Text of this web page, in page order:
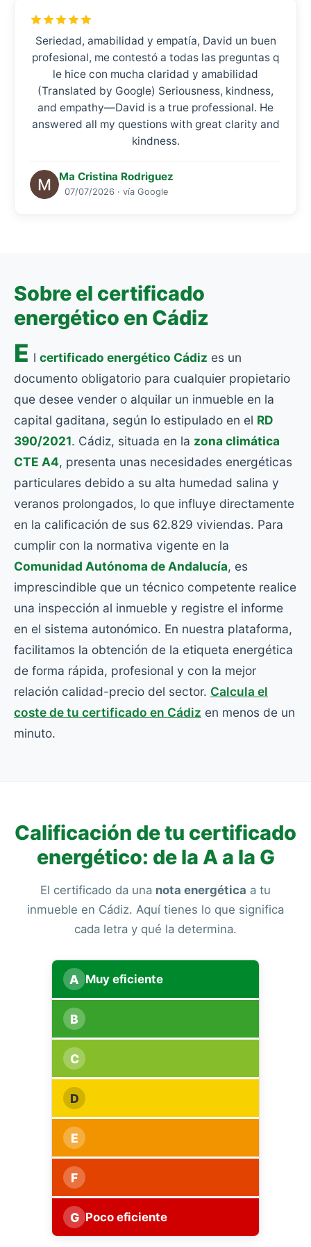
Seriedad, amabilidad y empatía, David un buen
profesional, me contestó a todas las preguntas q
le hice con mucha claridad y amabilidad
(Translated by Google) Seriousness, kindness,
and empathy—David is a true professional. He
answered all my questions with great clarity and
kindness.
Ma Cristina Rodriguez
07/07/2026 · vía Google
Sobre el certificado
energético en Cádiz
E l certificado energético Cádiz es un
documento obligatorio para cualquier propietario
que desee vender o alquilar un inmueble en la
capital gaditana, según lo estipulado en el RD
390/2021. Cádiz, situada en la zona climática
CTE A4, presenta unas necesidades energéticas
particulares debido a su alta humedad salina y
veranos prolongados, lo que influye directamente
en la calificación de sus 62.829 viviendas. Para
cumplir con la normativa vigente en la
Comunidad Autónoma de Andalucía, es
imprescindible que un técnico competente realice
una inspección al inmueble y registre el informe
en el sistema autonómico. En nuestra plataforma,
facilitamos la obtención de la etiqueta energética
de forma rápida, profesional y con la mejor
relación calidad-precio del sector. Calcula el
coste de tu certificado en Cádiz en menos de un
minuto.
Calificación de tu certificado
energético: de la A a la G
El certificado da una nota energética a tu
inmueble en Cádiz. Aquí tienes lo que significa
cada letra y qué la determina.
A Muy eficiente
B
C
D
E
F
G Poco eficiente